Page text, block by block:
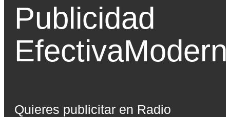
Publicidad
Efectiva
Quieres publicitar en Radio